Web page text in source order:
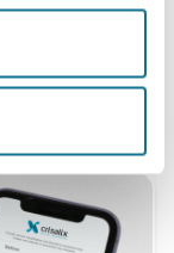
đến tháng 9